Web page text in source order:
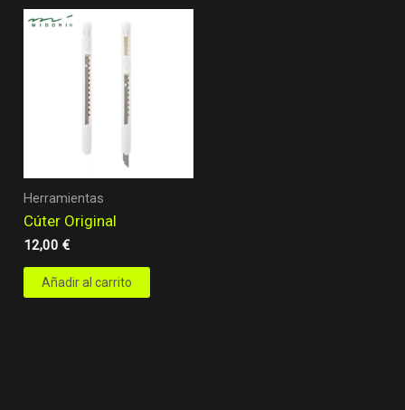
Herramientas
Cúter Original
12,00€
Añadir al carrito